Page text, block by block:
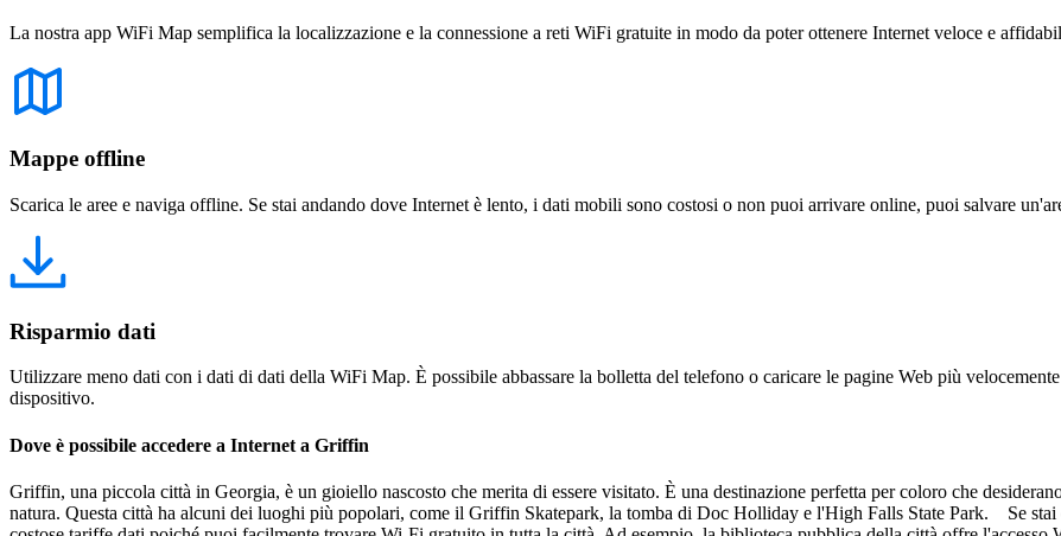
La nostra app WiFi Map semplifica la localizzazione e la connessione a reti WiFi gratuite in modo da poter ottenere Internet veloce e
Mappe offline
Scarica le aree e naviga offline. Se stai andando dove Internet è lento, i dati mobili sono costosi o non puoi arrivare online, puoi salvare
Risparmio dati
Utilizzare meno dati con i dati di dati della WiFi Map. È possibile abbassare la bolletta del telefono o caricare le pagine Web più
dispositivo.
Dove è possibile accedere a Internet a Griffin
Griffin, una piccola città in Georgia, è un gioiello nascosto che merita di essere visitato. È una destinazione perfetta per coloro che
natura. Questa città ha alcuni dei luoghi più popolari, come il Griffin Skatepark, la tomba di Doc Holliday e l'High Falls State Park. Se